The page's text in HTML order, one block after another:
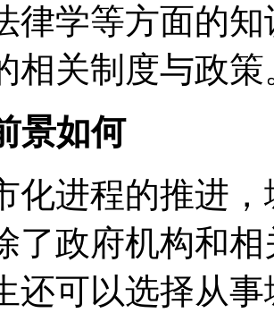
律学等方面的
相关制度与政策
景如何
化进程的推进
了政府机构和
还可以选择从